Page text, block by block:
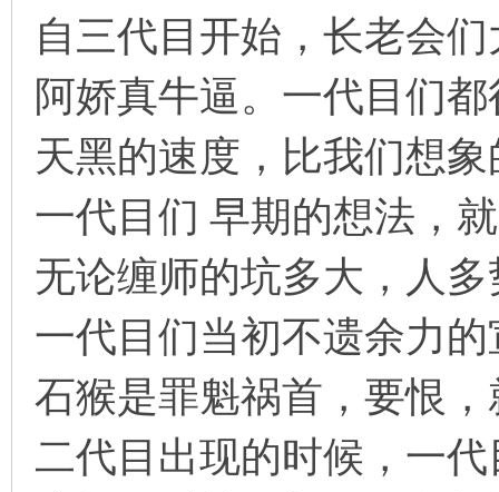
自三代目开始，长老会
阿娇真牛逼。一代目们
天黑的速度，比我们想
一代目们 早期的想法，
无论缠师的坑多大，人
一代目们当初不遗余力
石猴是罪魁祸首，要恨
二代目出现的时候，一